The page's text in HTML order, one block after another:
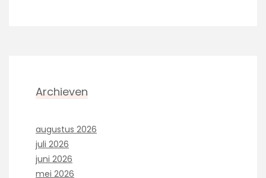
Archieven
augustus 2026
juli 2026
juni 2026
mei 2026